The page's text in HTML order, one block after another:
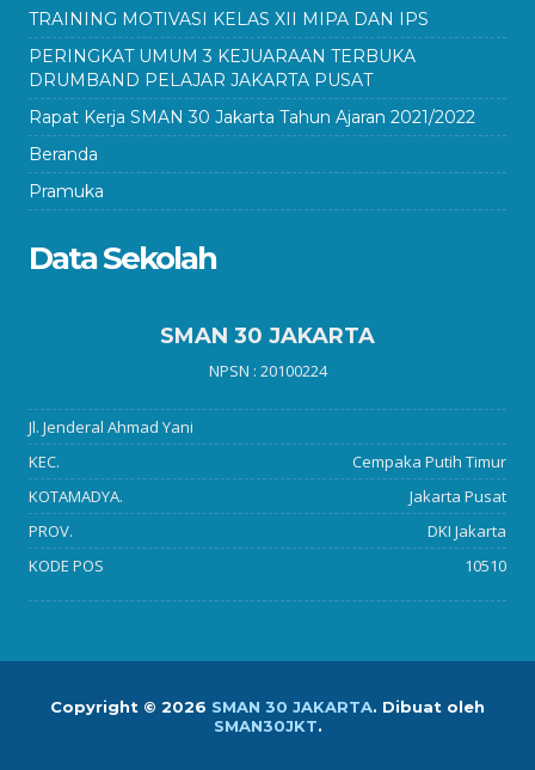
TRAINING MOTIVASI KELAS XII MIPA DAN IPS
PERINGKAT UMUM 3 KEJUARAAN TERBUKA
DRUMBAND PELAJAR JAKARTA PUSAT
Rapat Kerja SMAN 30 Jakarta Tahun Ajaran 2021/2022
Beranda
Pramuka
Data Sekolah
SMAN 30 JAKARTA
NPSN : 20100224
Jl. Jenderal Ahmad Yani
KEC.
Cempaka Putih Timur
KOTAMADYA.
Jakarta Pusat
PROV.
DKI Jakarta
KODE POS
10510
Copyright © 2026 SMAN 30 JAKARTA. Dibuat oleh
SMAN30JKT.